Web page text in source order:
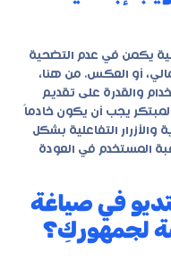
يكمن في عدم التضحية
أو العكس. من هنا،
والقدرة على تقديم
يجب أن يكون خادماً
والأزرار التفاعلية بشكل
المستخدم في العودة
في صياغة
لجمهوركِ؟